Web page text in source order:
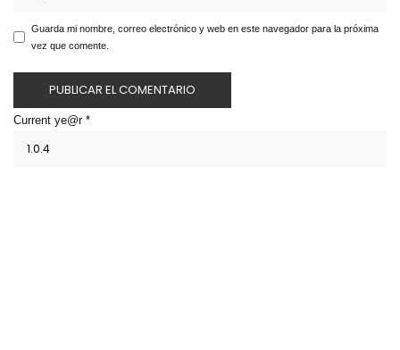
Guarda mi nombre, correo electrónico y web en este navegador para la próxima
vez que comente.
Current ye@r *